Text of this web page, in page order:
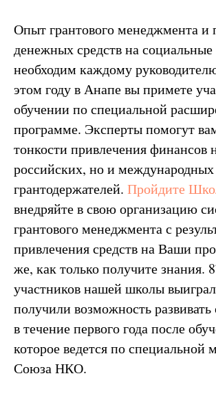
Опыт грантового менеджмента и
денежных средств на
необходим каждому
этом году в Анапе вы примете
обучении по специальной
программе. Эксперты помогут
тонкости привлечения финансов
российских, но и международных
грантодержателей. Пройдите
внедряйте в свою организацию
грантового менеджмента с
привлечения средств на Ваши
же, как только получите знания.
участников нашей школы
получили возможность
в течение первого года после
которое ведется по специальной
Союза НКО.